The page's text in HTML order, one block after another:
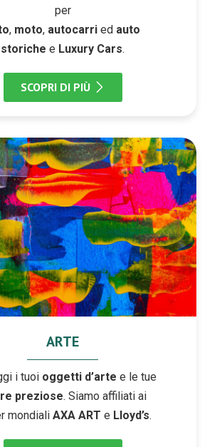
per
, moto, autocarri ed auto
storiche e Luxury Cars.
SCOPRI DI PIÙ
ARTE
i tuoi oggetti d’arte e le tue
preziose. Siamo affiliati ai
mondiali AXA ART e Lloyd’s.